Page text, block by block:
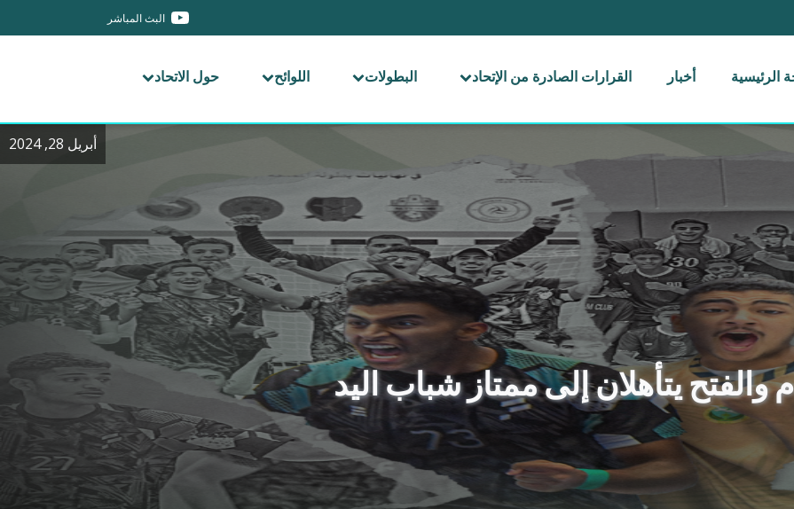
البث المباشر
الرئيسية أخبار القرارات الصادرة من الإتحاد البطولات اللوائح حول الاتحاد
أبريل 28, 2024
والفتح يتأهلان إلى ممتاز شباب اليد